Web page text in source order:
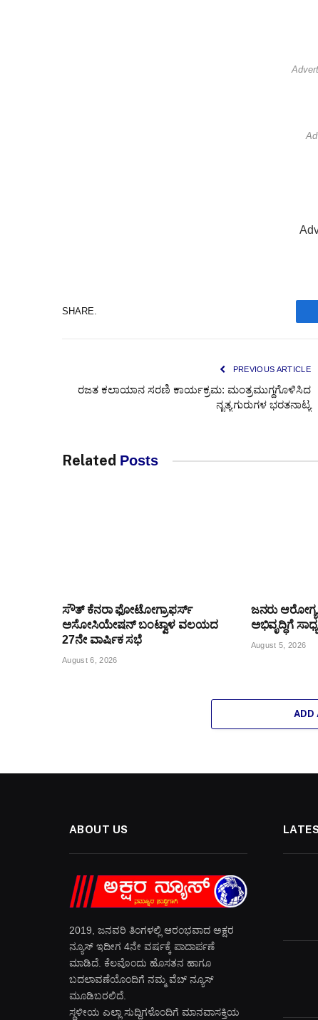
SHARE.
PREVIOUS ARTICLE
ರಜತ ಕಲಾಯಾನ ಸರಣಿ ಕಾರ್ಯಕ್ರಮ: ಮಂತ್ರಮುಗ್ದಗೊಳಿಸಿದ
ನೃತ್ಯಗುರುಗಳ ಭರತನಾಟ್ಯ
Related Posts
ಸೌತ್ ಕೆನರಾ ಫೋಟೋಗ್ರಾಫರ್ಸ್
ಅಸೋಸಿಯೇಷನ್ ಬಂಟ್ವಾಳ ವಲಯದ
27ನೇ ವಾರ್ಷಿಕ ಸಭೆ
August 6, 2026
ಜನರು
ಅಭಿವೃದ್ಧಿಗೆ
August 5, 2026
ADD
ABOUT US
2019, ಜನವರಿ‌ ತಿಂಗಳಲ್ಲಿ ಆರಂಭವಾದ ಅಕ್ಷರ
ನ್ಯೂಸ್ ಇದೀಗ 4ನೇ ವರ್ಷಕ್ಕೆ ಪಾದಾರ್ಪಣೆ
ಮಾಡಿದೆ. ಕೆಲವೊಂದು ಹೊಸತನ ಹಾಗೂ
ಬದಲಾವಣೆಯೊಂದಿಗೆ ನಮ್ಮ ವೆಬ್ ನ್ಯೂಸ್
ಮೂಡಿಬರಲಿದೆ.
ಸ್ಥಳೀಯ ಎಲ್ಲಾ ಸುದ್ದಿಗಳೊಂದಿಗೆ ಮಾನವಾಸಕ್ತಿಯ